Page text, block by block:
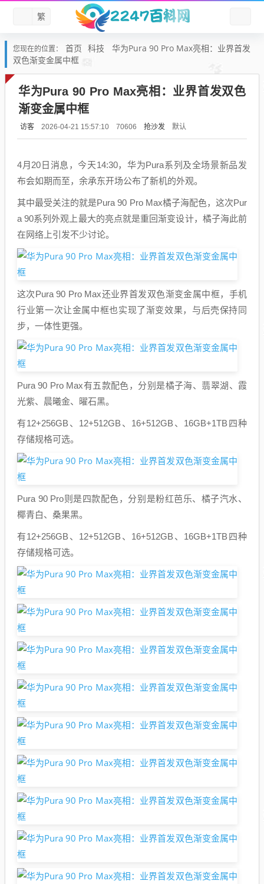
繁
您现在的位置： 首页 科技
华为Pura 90 Pro Max亮相：业界首发
双色渐变金属中框
华为Pura 90 Pro Max亮相：业界首发双色
渐变金属中框
访客 2026-04-21 15:57:10 70606 抢沙发 默认
4月20日消息，今天14:30，华为Pura系列及全场景新品发
布会如期而至，余承东开场公布了新机的外观。
其中最受关注的就是Pura 90 Pro Max橘子海配色，这次Pur
a 90系列外观上最大的亮点就是重回渐变设计，橘子海此前
在网络上引发不少讨论。
这次Pura 90 Pro Max还业界首发双色渐变金属中框，手机
行业第一次让金属中框也实现了渐变效果，与后壳保持同
步，一体性更强。
Pura 90 Pro Max有五款配色，分别是橘子海、翡翠湖、霞
光紫、晨曦金、曜石黑。
有12+256GB、12+512GB、16+512GB、16GB+1TB四种
存储规格可选。
Pura 90 Pro则是四款配色，分别是粉红芭乐、橘子汽水、
椰青白、桑果黑。
有12+256GB、12+512GB、16+512GB、16GB+1TB四种
存储规格可选。